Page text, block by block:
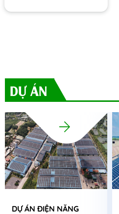
DỰ ÁN
DỰ ÁN ĐIỆN NĂNG